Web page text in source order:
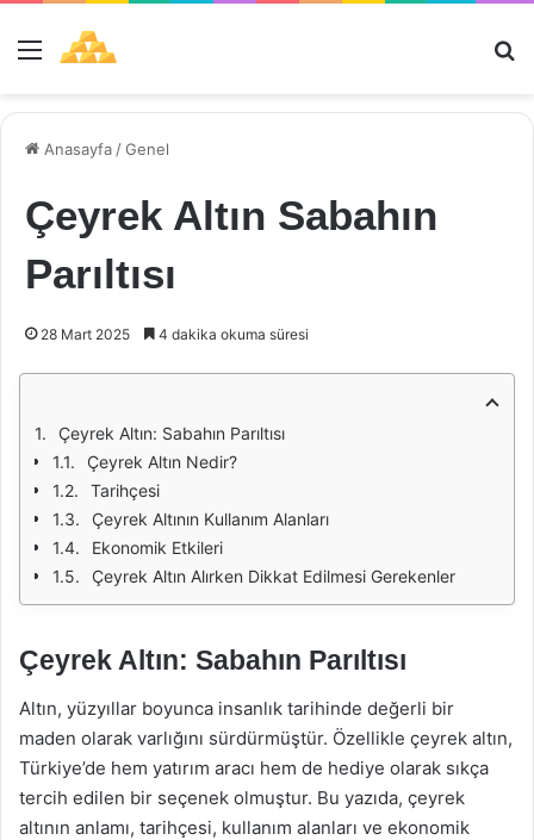
Menü
Anasayfa /Genel
Çeyrek Altın Sabahın
Parıltısı
28 Mart 2025 4 dakika okuma süresi
Çeyrek Altın: Sabahın Parıltısı
Çeyrek Altın Nedir?
Tarihçesi
Çeyrek Altının Kullanım Alanları
Ekonomik Etkileri
Çeyrek Altın Alırken Dikkat Edilmesi Gerekenler
Çeyrek Altın: Sabahın Parıltısı
Altın, yüzyıllar boyunca insanlık tarihinde değerli bir
maden olarak varlığını sürdürmüştür. Özellikle çeyrek altın,
Türkiye’de hem yatırım aracı hem de hediye olarak sıkça
tercih edilen bir seçenek olmuştur. Bu yazıda, çeyrek
altının anlamı, tarihçesi, kullanım alanları ve ekonomik